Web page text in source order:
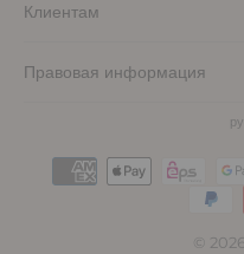
Клиентам
Правовая информация
©